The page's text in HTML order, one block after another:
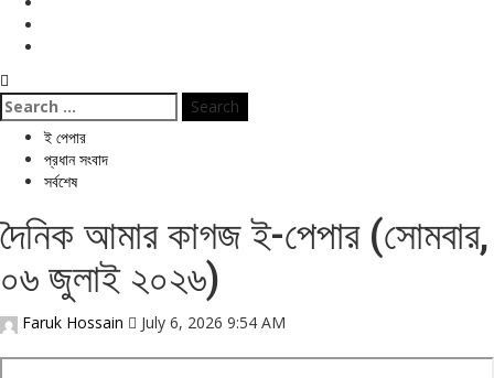
Search
for:
ই পেপার
প্রধান সংবাদ
সর্বশেষ
দৈনিক আমার কাগজ ই-পেপার (সোমবার,
০৬ জুলাই ২০২৬)
Faruk Hossain July 6, 2026 9:54 AM